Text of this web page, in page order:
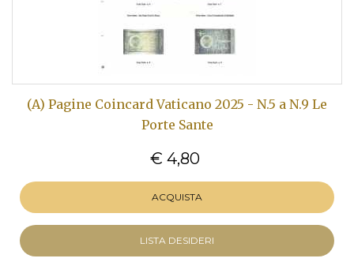
(A) Pagine Coincard Vaticano 2025 - N.5 a N.9 Le
Porte Sante
€ 4,80
ACQUISTA
LISTA DESIDERI